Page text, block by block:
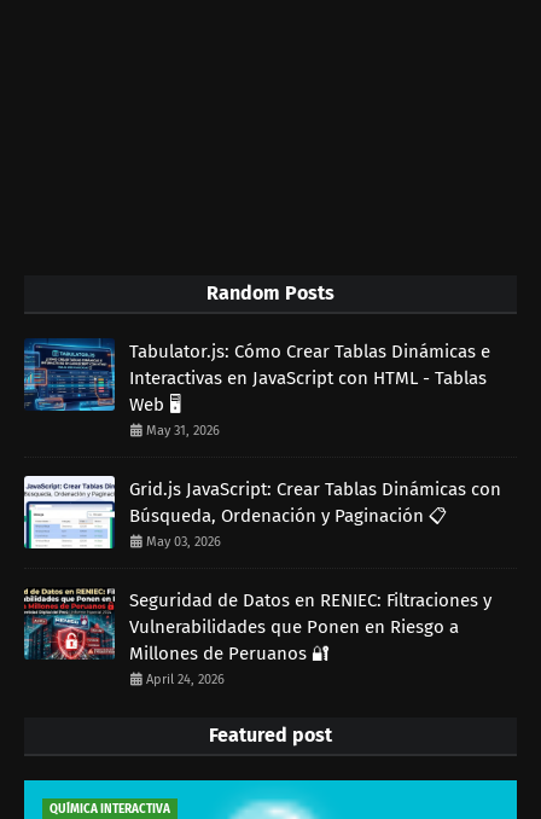
Random Posts
Tabulator.js: Cómo Crear Tablas Dinámicas e
Interactivas en JavaScript con HTML - Tablas
Web 🖥️
May 31, 2026
Grid.js JavaScript: Crear Tablas Dinámicas con
Búsqueda, Ordenación y Paginación 📋
May 03, 2026
Seguridad de Datos en RENIEC: Filtraciones y
Vulnerabilidades que Ponen en Riesgo a
Millones de Peruanos 🔐
April 24, 2026
Featured post
QUÍMICA INTERACTIVA